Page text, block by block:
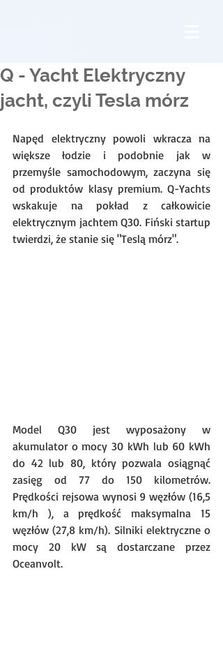
Q - Yacht Elektryczny
jacht, czyli Tesla mórz
Napęd elektryczny powoli wkracza na
większe łodzie i podobnie jak w
przemyśle samochodowym, zaczyna się
od produktów klasy premium. Q-Yachts
wskakuje na pokład z całkowicie
elektrycznym jachtem Q30. Fiński startup
twierdzi, że stanie się "Teslą mórz".
Model Q30 jest wyposażony w
akumulator o mocy 30 kWh lub 60 kWh
do 42 lub 80, który pozwala osiągnąć
zasięg od 77 do 150 kilometrów.
Prędkości rejsowa wynosi 9 węzłów (16,5
km/h ), a prędkość maksymalna 15
węzłów (27,8 km/h). Silniki elektryczne o
mocy 20 kW są dostarczane przez
Oceanvolt.